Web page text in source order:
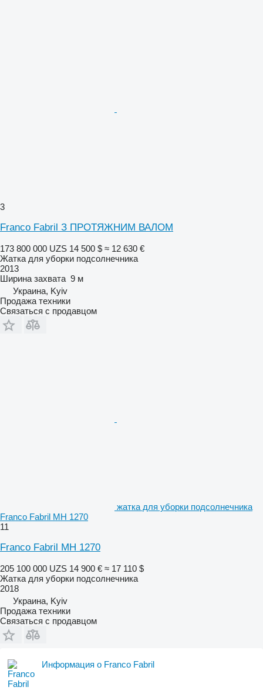
3
Franco Fabril З ПРОТЯЖНИМ ВАЛОМ
173 800 000 UZS 14 500 $ ≈ 12 630 €
Жатка для уборки подсолнечника
2013
Ширина захвата 9 м
Украина, Kyiv
Продажа техники
Связаться с продавцом
жатка для уборки подсолнечника
Franco Fabril MH 1270
11
Franco Fabril MH 1270
205 100 000 UZS 14 900 € ≈ 17 110 $
Жатка для уборки подсолнечника
2018
Украина, Kyiv
Продажа техники
Связаться с продавцом
Информация о Franco Fabril